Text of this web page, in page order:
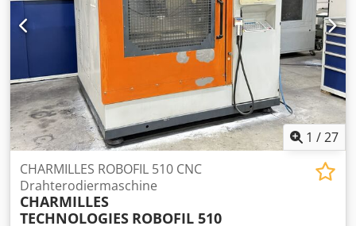
1 /27
CHARMILLES ROBOFIL 510 CNC
Drahterodiermaschine
CHARMILLES
TECHNOLOGIES ROBOFIL 510